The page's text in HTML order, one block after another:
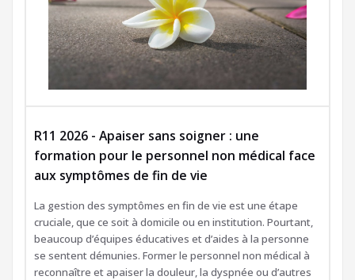
R11 2026 - Apaiser sans soigner : une
formation pour le personnel non médical face
aux symptômes de fin de vie
La gestion des symptômes en fin de vie est une étape
cruciale, que ce soit à domicile ou en institution. Pourtant,
beaucoup d’équipes éducatives et d’aides à la personne
se sentent démunies. Former le personnel non médical à
reconnaître et apaiser la douleur, la dyspnée ou d’autres